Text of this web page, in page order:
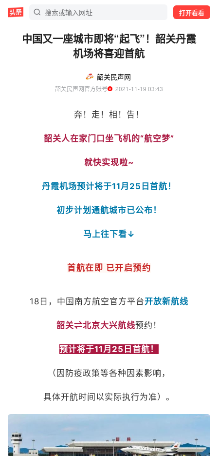
打开看看
中国又一座城市即将“起飞”！韶关丹霞
机场将喜迎首航
韶关民声网
韶关民声网官方账号
  2021-11-19 03:43
奔！走！相！告！
韶关人在家门口坐飞机的“航空梦”
就快实现啦~
丹霞机场预计将于11月25日首航！
初步计划通航城市已公布！
马上往下看↓
首航在即 已开启预约
18日，中国南方航空官方平台开放新航线
韶关⇌北京大兴航线预约！
预计将于11月25日首航！
（因防疫政策等各种因素影响，
具体开航时间以实际执行为准）。